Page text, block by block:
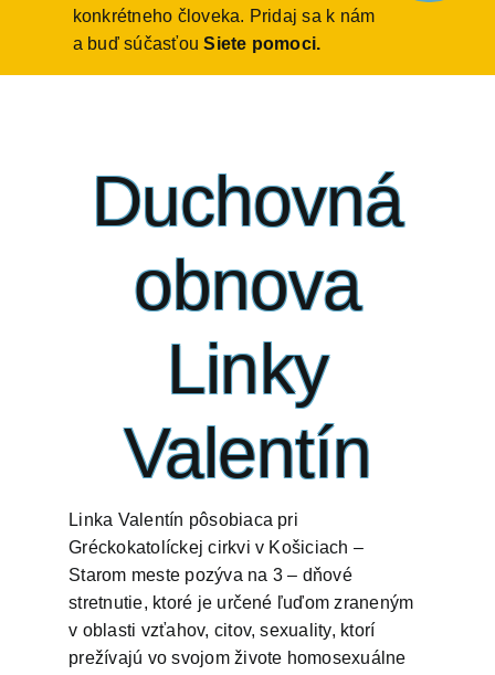
konkrétneho človeka. Pridaj sa k nám
a buď súčasťou Siete pomoci.
Duchovná
obnova
Linky
Valentín
Linka Valentín pôsobiaca pri
Gréckokatolíckej cirkvi v Košiciach –
Starom meste pozýva na 3 – dňové
stretnutie, ktoré je určené ľuďom zraneným
v oblasti vzťahov, citov, sexuality, ktorí
prežívajú vo svojom živote homosexuálne